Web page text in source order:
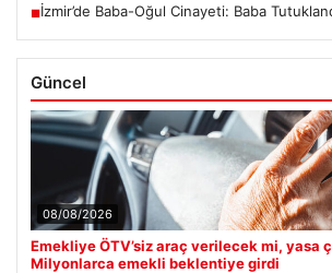
■İzmir’de Baba-Oğul Cinayeti: Baba
Güncel
08/08/2026
Emekliye ÖTV’siz araç verilecek mi, yasa
Milyonlarca emekli beklentiye girdi